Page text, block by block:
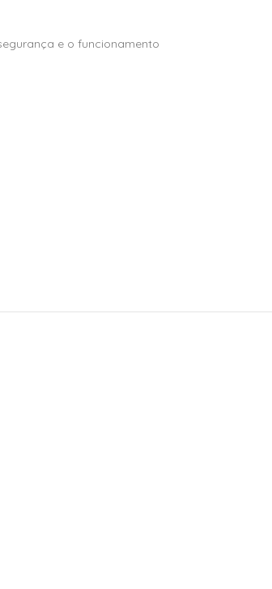
e o funcionamento